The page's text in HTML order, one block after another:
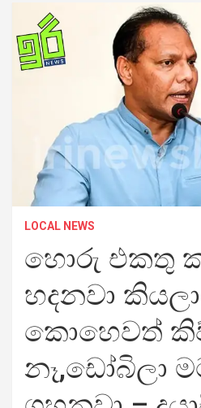
LOCAL NEWS
හොරු එකතු
හදනවා
කොහෙවත්
නෑ,ඩෝබිලා